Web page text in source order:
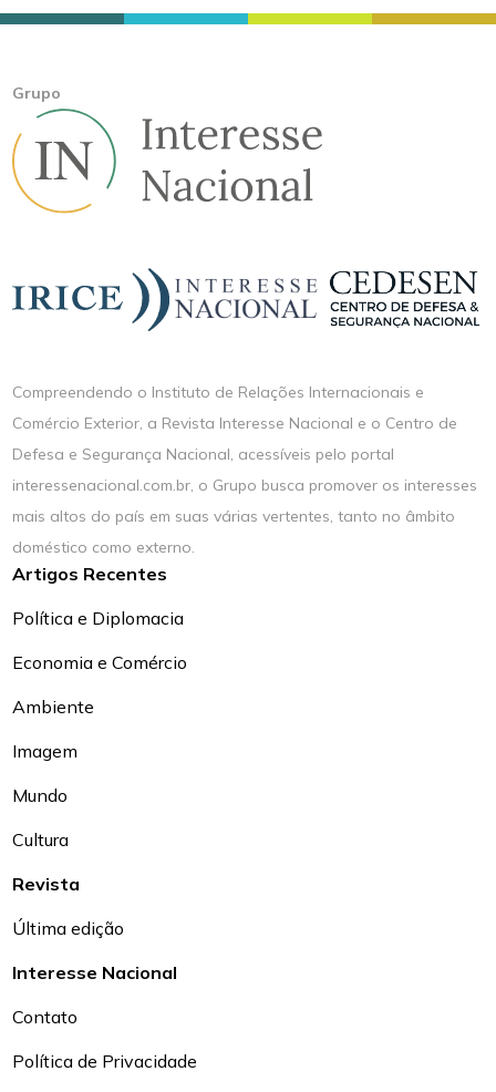
Grupo
Compreendendo o Instituto de Relações Internacionais e
Comércio Exterior, a Revista Interesse Nacional e o Centro de
Defesa e Segurança Nacional, acessíveis pelo portal
interessenacional.com.br, o Grupo busca promover os interesses
mais altos do país em suas várias vertentes, tanto no âmbito
doméstico como externo.
Artigos Recentes
Política e Diplomacia
Economia e Comércio
Ambiente
Imagem
Mundo
Cultura
Revista
Última edição
Interesse Nacional
Contato
Política de Privacidade